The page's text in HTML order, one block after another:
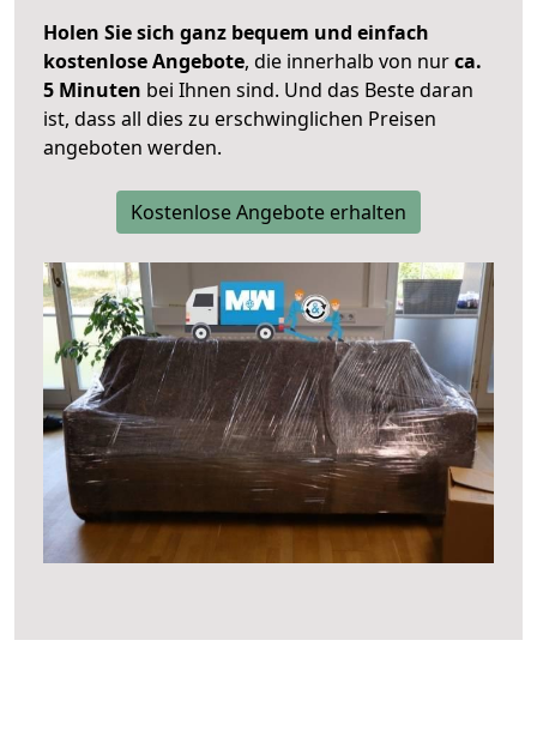
Holen Sie sich ganz bequem und einfach
kostenlose Angebote, die innerhalb von nurca.
5 Minuten bei Ihnen sind. Und das Beste daran
ist, dass all dies zu erschwinglichen Preisen
angeboten werden.
Kostenlose Angebote erhalten